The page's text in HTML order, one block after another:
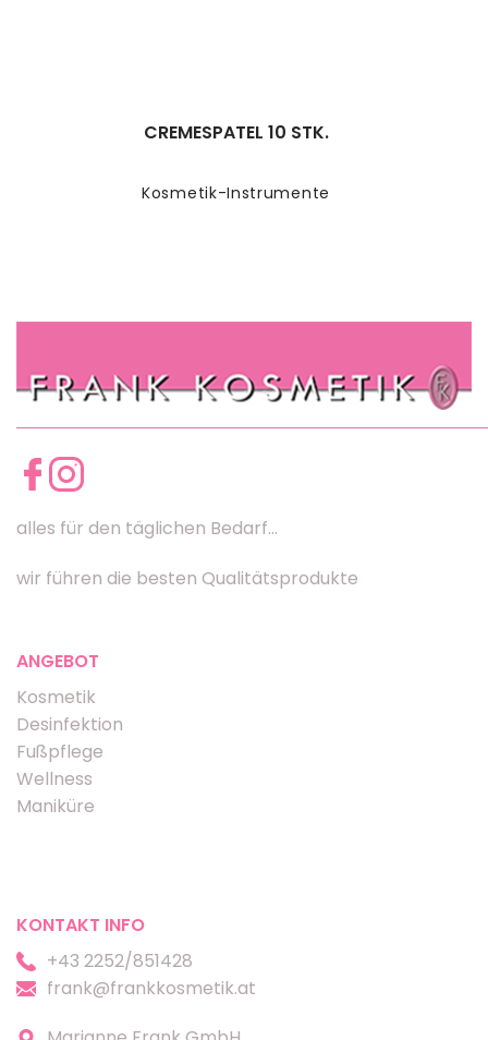
Kosmetik-Instrumente
CREMESPATEL 10 STK.
alles für den täglichen Bedarf...
wir führen die besten Qualitätsprodukte
ANGEBOT
Kosmetik
Desinfektion
Fußpflege
Wellness
Maniküre
KONTAKT INFO
+43 2252/851428
frank@frankkosmetik.at